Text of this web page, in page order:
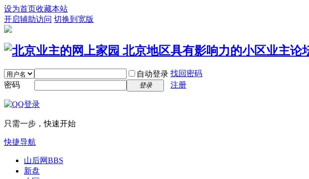
设为首页收藏本站
开启辅助访问 切换到宽版
自动登录 找回密码
密码
登录 注册
只需一步，快速开始
快捷导航
山后网BBS
新盘